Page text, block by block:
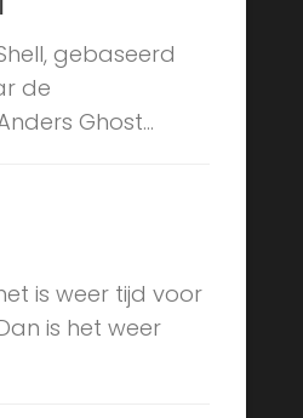
gebaseerd
de
Ghost...
is weer tijd voor
is het weer